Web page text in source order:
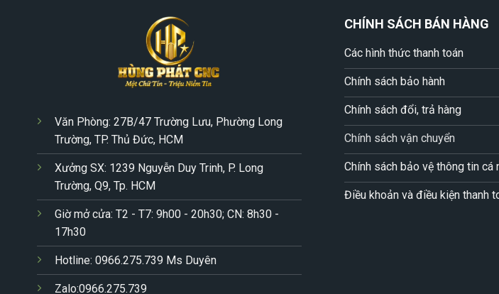
Văn Phòng: 27B/47 Trường Lưu, Phường Long
Trường, TP. Thủ Đức, HCM
Xưởng SX: 1239 Nguyễn Duy Trinh, P. Long
Trường, Q9, Tp. HCM
Giờ mở cửa: T2 - T7: 9h00 - 20h30; CN: 8h30 -
17h30
Hotline: 0966.275.739 Ms Duyên
Zalo:0966.275.739
CHÍNH SÁCH BÁN HÀNG
Các hình thức thanh toán
Chính sách bảo hành
Chính sách đổi, trả hàng
Chính sách vận chuyển
Chính sách bảo vệ thông tin cá
Điều khoản và điều kiện thanh